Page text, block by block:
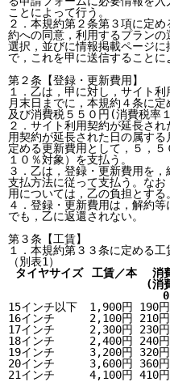
ことによって行う。
２．本規約第２条第３項に定
約への同意，利用するプラン
選択，並びに情報掲載ページ
で，これを甲に送信することに
第２条【登録・更新費用】
１．乙は，甲に対し，サイト
月末日までに，本規約４条に
及び消費税５５０円(消費税率
２．サイト利用契約が延長さ
用契約が延長された日の属す
定める更新費用として，５，
１０％対象）を支払う。
３．乙は，登録・更新費用を
支払方法に従って支払う。な
用については，乙の負担とする。
４．登録・更新費用は，解約
でも，乙に返還されない。
第３条【工賃】
１．本規約第３３条に定める工
タイヤサイズ
工賃／本
消
(消
15インチ以下
1,900円
190円
16インチ
2,100円
210円
17インチ
2,300円
230円
18インチ
2,400円
240円
19インチ
3,200円
320円
20インチ
3,600円
360円
21インチ
4,100円
410円